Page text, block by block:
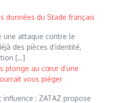
données du Stade français
une attaque contre le
des pièces d’identité,
[…]
plonge au cœur d’une
vous piéger
: ZATAZ propose